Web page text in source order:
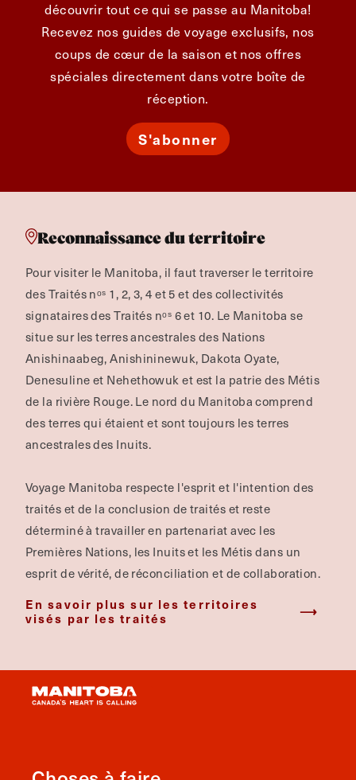
découvrir tout ce qui se passe au Manitoba!
Recevez nos guides de voyage exclusifs, nos
coups de cœur de la saison et nos offres
spéciales directement dans votre boîte de
réception.
S'abonner
Reconnaissance du territoire
Pour visiter le Manitoba, il faut traverser le territoire
des Traités nᵒˢ 1, 2, 3, 4 et 5 et des collectivités
signataires des Traités nᵒˢ 6 et 10. Le Manitoba se
situe sur les terres ancestrales des Nations
Anishinaabeg, Anishininewuk, Dakota Oyate,
Denesuline et Nehethowuk et est la patrie des Métis
de la rivière Rouge. Le nord du Manitoba comprend
des terres qui étaient et sont toujours les terres
ancestrales des Inuits.
Voyage Manitoba respecte l'esprit et l'intention des
traités et de la conclusion de traités et reste
déterminé à travailler en partenariat avec les
Premières Nations, les Inuits et les Métis dans un
esprit de vérité, de réconciliation et de collaboration.
En savoir plus sur les territoires
visés par les traités